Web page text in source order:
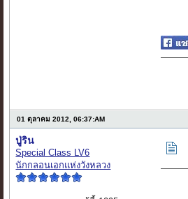
01 ตุลาคม 2012, 06:37:AM
ปู่ริน
Special Class LV6
นักกลอนเอกแห่งวังหลวง